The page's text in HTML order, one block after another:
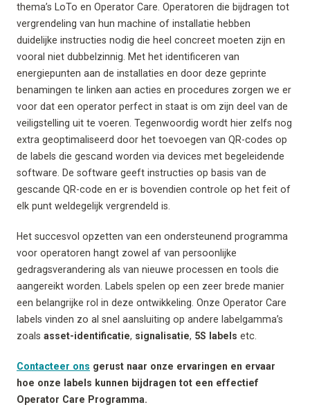
thema’s LoTo en Operator Care. Operatoren die bijdragen tot
vergrendeling van hun machine of installatie hebben
duidelijke instructies nodig die heel concreet moeten zijn en
vooral niet dubbelzinnig. Met het identificeren van
energiepunten aan de installaties en door deze geprinte
benamingen te linken aan acties en procedures zorgen we er
voor dat een operator perfect in staat is om zijn deel van de
veiligstelling uit te voeren. Tegenwoordig wordt hier zelfs nog
extra geoptimaliseerd door het toevoegen van QR-codes op
de labels die gescand worden via devices met begeleidende
software. De software geeft instructies op basis van de
gescande QR-code en er is bovendien controle op het feit of
elk punt weldegelijk vergrendeld is.
Het succesvol opzetten van een ondersteunend programma
voor operatoren hangt zowel af van persoonlijke
gedragsverandering als van nieuwe processen en tools die
aangereikt worden. Labels spelen op een zeer brede manier
een belangrijke rol in deze ontwikkeling. Onze Operator Care
labels vinden zo al snel aansluiting op andere labelgamma’s
zoals asset-identificatie, signalisatie, 5S labels etc.
Contacteer ons gerust naar onze ervaringen en ervaar
hoe onze labels kunnen bijdragen tot een effectief
Operator Care Programma.